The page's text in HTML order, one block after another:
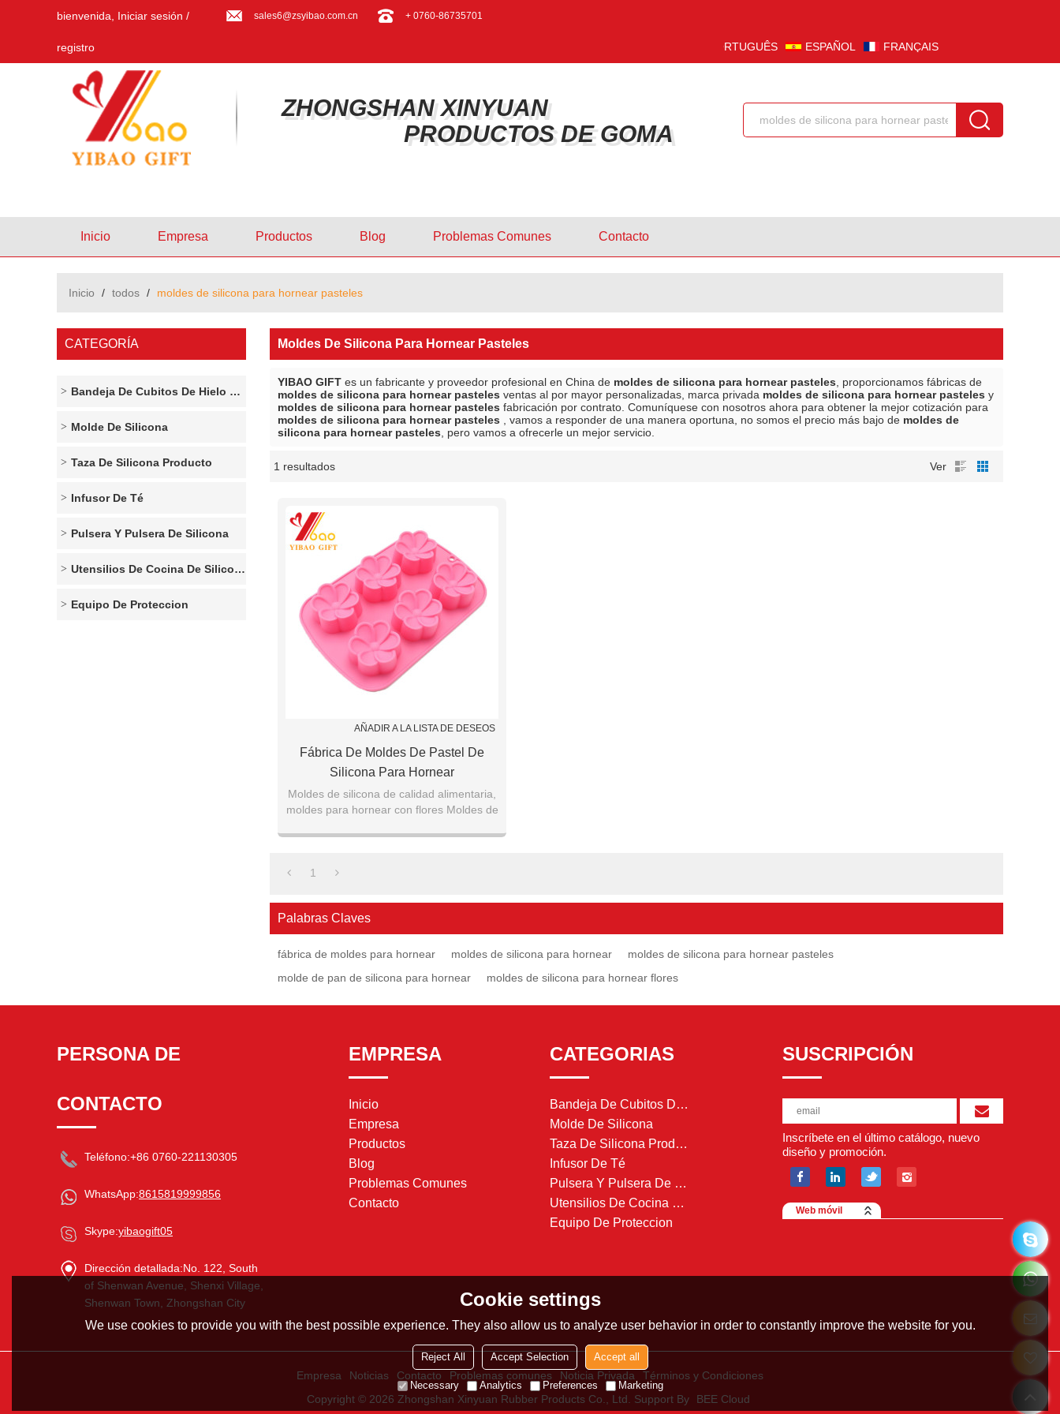
bienvenida, Iniciar sesión /
registro
sales6@zsyibao.com.cn + 0760-86735701
PORTUGUÊS ESPAÑOL FRANÇAIS
ZHONGSHAN XINYUAN
PRODUCTOS DE GOMA
Inicio Empresa Productos Blog Problemas Comunes Contacto
Inicio / todos / moldes de silicona para hornear pasteles
CATEGORÍA
Bandeja De Cubitos De Hielo De Silicona
Molde De Silicona
Taza De Silicona Producto
Infusor De Té
Pulsera Y Pulsera De Silicona
Utensilios De Cocina De Silicona
Equipo De Proteccion
Moldes De Silicona Para Hornear Pasteles
YIBAO GIFT es un fabricante y proveedor profesional en China de moldes de silicona para hornear pasteles , proporcionamos fábricas de
moldes de silicona para hornear pasteles ventas al por mayor personalizadas, marca privada moldes de silicona para hornear pasteles y
moldes de silicona para hornear pasteles fabricación por contrato. Comuníquese con nosotros ahora para obtener la mejor cotización para
moldes de silicona para hornear pasteles , vamos a responder de una manera oportuna, no somos el precio más bajo de moldes de
silicona para hornear pasteles , pero vamos a ofrecerle un mejor servicio.
1 resultados Ver
escaparate
AÑADIR A LA LISTA DE DESEOS
Fábrica De Moldes De Pastel De
Silicona Para Hornear
Moldes de silicona de calidad alimentaria,
moldes para hornear con flores Moldes de
FD
1
Palabras Claves
fábrica de moldes para hornear moldes de silicona para hornear
moldes de silicona para hornear pasteles
molde de pan de silicona para hornear
moldes de silicona para hornear flores
PERSONA DE
CONTACTO
Teléfono:+86 0760-221130305
WhatsApp:8615819999856
Skype:yibaogift05
Dirección detallada:No. 122, South
of Shenwan Avenue, Shenxi Village,
Shenwan Town, Zhongshan City
EMPRESA
Inicio
Empresa
Productos
Blog
Problemas Comunes
Contacto
CATEGORIAS
Bandeja De Cubitos De Hielo De Silicona
Molde De Silicona
Taza De Silicona Producto
Infusor De Té
Pulsera Y Pulsera De Silicona
Utensilios De Cocina De Silicona
Equipo De Proteccion
SUSCRIPCIÓN
Inscríbete en el último catálogo, nuevo
diseño y promoción.
Web móvil
Empresa Noticias Contacto Problemas comunes Noticia Privada
Términos y Condiciones
Copyright © 2026 Zhongshan Xinyuan Rubber Products Co., Ltd. Support By BEE Cloud
Cookie settings
We use cookies to provide you with the best possible experience. They also allow us to analyze user behavior in order to constantly improve the website for you.
Reject All Accept Selection Accept all
Necessary Analytics Preferences Marketing